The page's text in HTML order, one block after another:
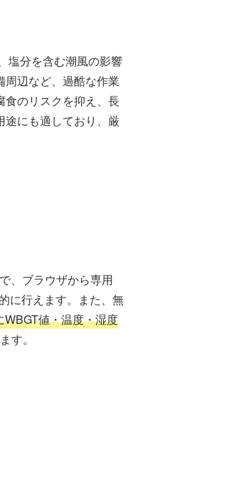
塩分を含む潮風の影響
周辺など、過酷な作業
食のリスクを抑え、長
途にも適しており、厳
、ブラウザから専用
に行えます。また、無
値・温度・湿度
す。